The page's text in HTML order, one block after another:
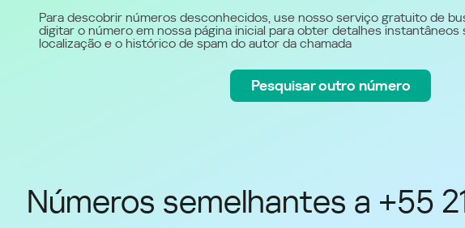
Україна (Ukraine)
Para descobrir números desconhecidos, use nosso serviço gratuito de
digitar o número em nossa página inicial para obter detalhes instantâneos
localização e o histórico de spam do autor da chamada
Pesquisar outro número
Números semelhantes a +55